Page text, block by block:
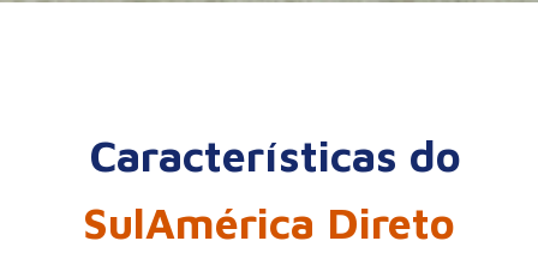
Características do
SulAmérica Direto